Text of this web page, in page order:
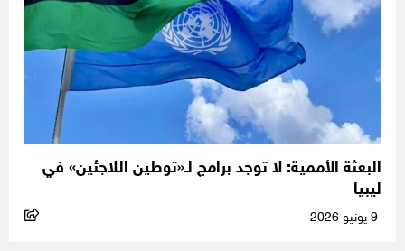
البعثة الأممية: لا توجد برامج لـ«توطين اللاجئين» في
ليبيا